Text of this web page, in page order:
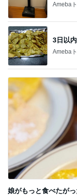
Ameba
3日以
Ameba
娘がもっと食べたが